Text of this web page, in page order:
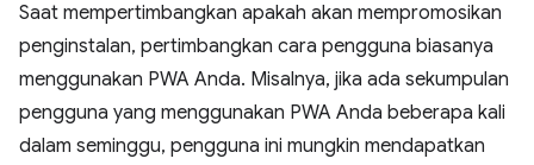
Saat mempertimbangkan apakah akan mempromosikan
penginstalan, pertimbangkan cara pengguna biasanya
menggunakan PWA Anda. Misalnya, jika ada sekumpulan
pengguna yang menggunakan PWA Anda beberapa kali
dalam seminggu, pengguna ini mungkin mendapatkan